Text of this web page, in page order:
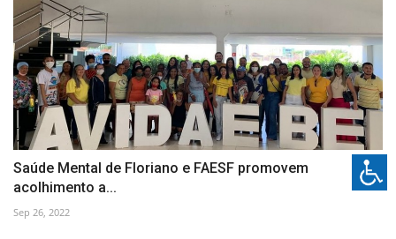
Saúde Mental de Floriano e FAESF promovem
acolhimento a...
Sep 26, 2022